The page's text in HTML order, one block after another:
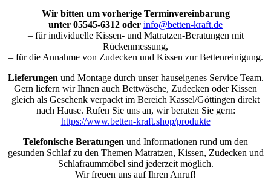
Wir bitten um vorherige Terminvereinbarung
unter 05545-6312 oder info@betten-kraft.de
– für individuelle Kissen- und Matratzen-Beratungen mit
Rückenmessung,
– für die Annahme von Zudecken und Kissen zur Bettenreinigung.
Lieferungen und Montage durch unser hauseigenes Service Team.
Gern liefern wir Ihnen auch Bettwäsche, Zudecken oder Kissen
gleich als Geschenk verpackt im Bereich Kassel/Göttingen direkt
nach Hause. Rufen Sie uns an, wir beraten Sie gern:
https://www.betten-kraft.shop/produkte
Telefonische Beratungen und Informationen rund um den
gesunden Schlaf zu den Themen Matratzen, Kissen, Zudecken und
Schlafraummöbel sind jederzeit möglich.
Wir freuen uns auf Ihren Anruf!